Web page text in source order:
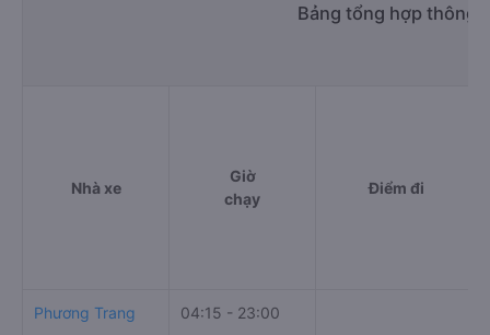
Bảng tổng hợp thông
Nhà xe
Giờ
chạy
Điểm đi
Phương Trang 04:15 - 23:00